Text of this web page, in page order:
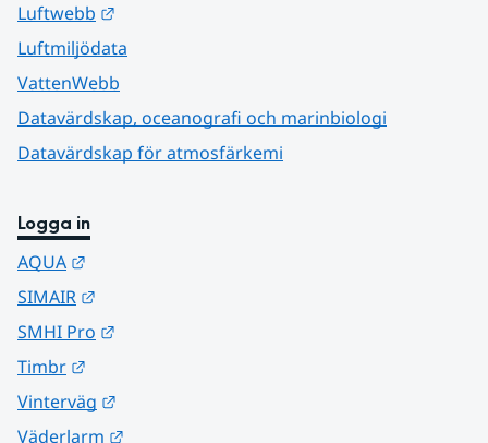
Luftwebb
Luftmiljödata
VattenWebb
Datavärdskap, oceanografi och marinbiologi
Datavärdskap för atmosfärkemi
Logga in
AQUA
SIMAIR
SMHI Pro
Timbr
Vinterväg
Väderlarm